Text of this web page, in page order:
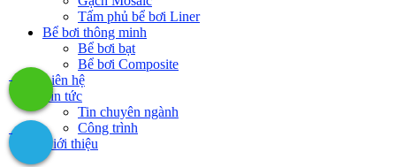
Tấm phủ bể bơi Liner
Bể bơi thông minh
Bể bơi bạt
Bể bơi Composite
Liên hệ
Tin tức
Tin chuyên ngành
Công trình
Giới thiệu